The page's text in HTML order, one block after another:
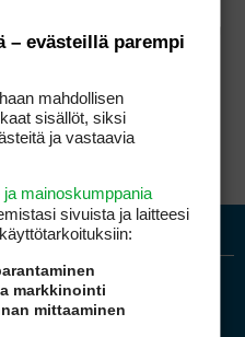
– evästeillä parempi
mahdollisen
sisällöt, siksi
ja vastaavia
ja mainoskumppania
sivuista ja laitteesi
markkinointi
mittaaminen